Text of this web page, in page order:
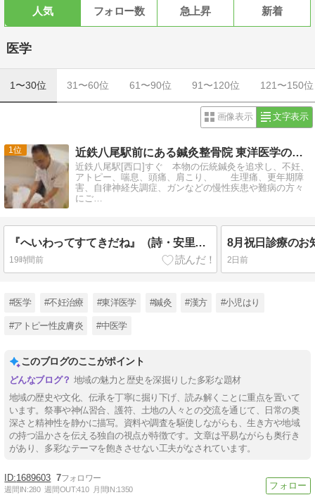
人気 フォロー数 急上昇 新着
医学
1〜30位 31〜60位 61〜90位 91〜120位 121〜150位
画像表示 文字表示
1 近鉄八尾駅前にある鍼灸整骨院 東洋医学の事なら、いど鍼灸整…
近鉄八尾駅[西口]すぐ 本物の伝統鍼灸を追求し、不妊、
アトピー、喘息、頭痛、肩こり、 生理痛、更年期障
害、自律神経失調症、ガンなどの慢性疾患や難病の方々
にご…
『へいわってすてきだね』（詩・安里有生 画・長谷川義史、ブロンズ新社）
19時間前
8月祝日診療のお
2日前
#医学 #不妊治療 #東洋医学 #鍼灸 #漢方 #小児はり
#アトピー性皮膚炎 #中医学
このブログのここがポイント
地域の魅力と歴史を深掘りした多彩な題材
地域の歴史や文化、伝承を丁寧に掘り下げ、読み解くことに重点を置いて
います。祭事や神仏習合、護符、土地の人々との交流を通じて、日常の奥
深さと精神性を静かに描写。資料や調査を駆使しながらも、生き方や地域
の持つ温かさを伝える独自の視点が特徴です。文章は平易ながらも奥行き
があり、多彩なテーマを飽きさせない工夫がなされています。
1689603 7
週間IN:280 週間OUT:410 月間IN:1350